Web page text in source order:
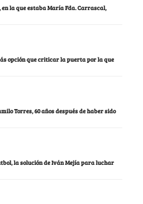
la que estaba María Fda. Carrascal,
opción que criticar la puerta por la que
Torres, 60 años después de haber sido
la solución de Iván Mejía para luchar